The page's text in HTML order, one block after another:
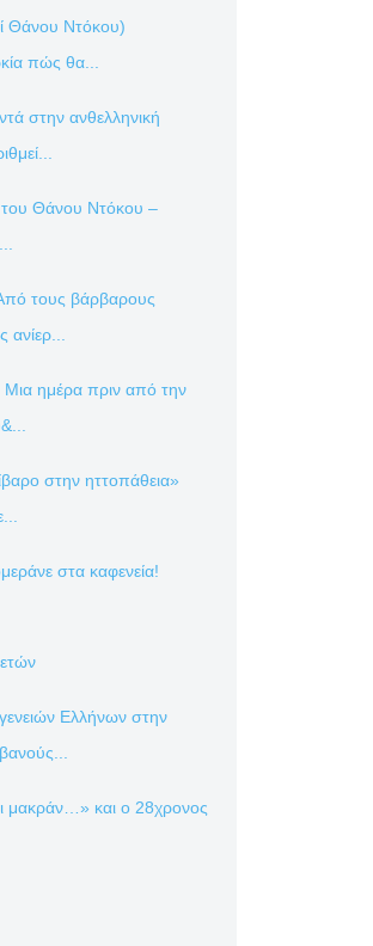
Θάνου Ντόκου)
πώς θα...
στην ανθελληνική
Θάνου Ντόκου –
τους βάρβαρους
ημέρα πριν από την
στην ηττοπάθεια»
στα καφενεία!
Ελλήνων στην
μακράν…» και ο 28χρονος